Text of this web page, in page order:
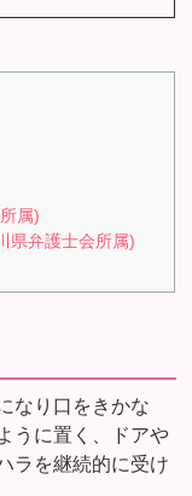
属)
県弁護士会所属)
なり口をきかな
うに置く、ドアや
ラを継続的に受け